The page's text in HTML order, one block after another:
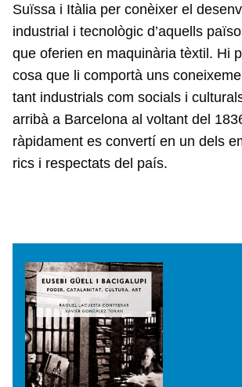
Suïssa i Itàlia per conèixer el
industrial i tecnològic d’aquells
que oferien en maquinària tèxtil. Hi
cosa que li comportà uns
tant industrials com socials i
arribà a Barcelona al voltant del
ràpidament es convertí en un dels
rics i respectats del país.